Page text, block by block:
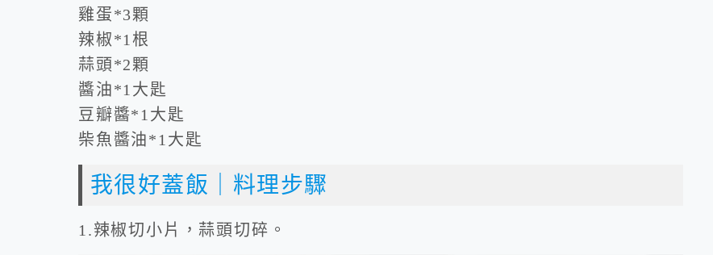
雞蛋*3顆
辣椒*1根
蒜頭*2顆
醬油*1大匙
豆瓣醬*1大匙
柴魚醬油*1大匙
我很好蓋飯｜料理步驟
1.辣椒切小片，蒜頭切碎。